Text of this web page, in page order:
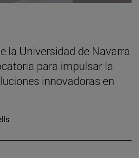
la Universidad de Navarra
para impulsar la
innovadoras en